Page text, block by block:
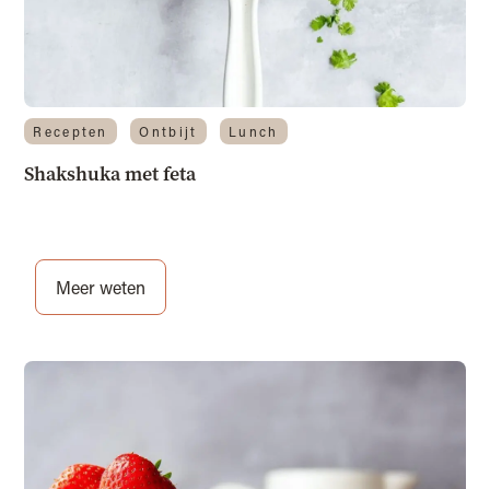
Recepten Ontbijt Lunch
Shakshuka met feta
Meer weten